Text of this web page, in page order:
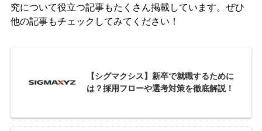
究について役立つ記事もたくさん掲載しています。ぜひ
他の記事もチェックしてみてください！
【シグマクシス】新卒で就職するために
は？採用フローや選考対策を徹底解説！